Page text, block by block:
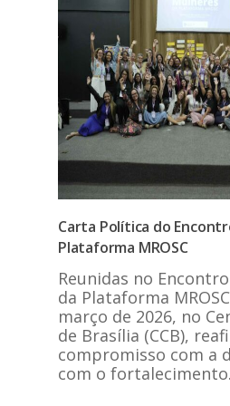
Carta Política do
Plataforma MROSC
Reunidas no
da Plataforma
março de 2026, no
de Brasília (CCB),
compromisso com a
com o